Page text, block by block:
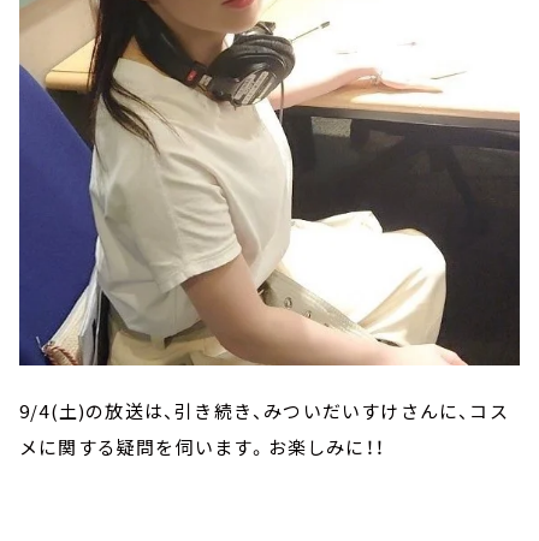
9/4(土)の放送は、引き続き、みついだいすけさんに、コス
メに関する疑問を伺います。お楽しみに！！